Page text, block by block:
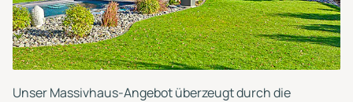
Unser Massivhaus-Angebot überzeugt durch die